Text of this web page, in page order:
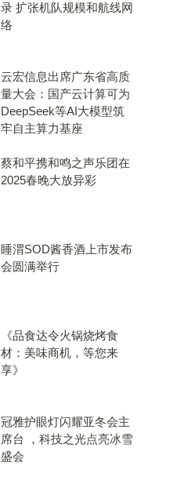
录 扩张机队规模和航线网
络
云宏信息出席广东省高质
量大会：国产云计算可为
DeepSeek等AI大模型筑
牢自主算力基座
蔡和平携和鸣之声乐团在
2025春晚大放异彩
睡渭SOD酱香酒上市发布
会圆满举行
《品食达令火锅烧烤食
材：美味商机，等您来
享》
冠雅护眼灯闪耀亚冬会主
席台 ，科技之光点亮冰雪
盛会